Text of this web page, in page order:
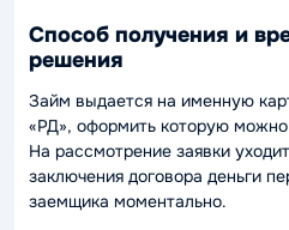
Способ получения и
решения
Займ выдается на именную
«РД», оформить которую
На рассмотрение заявки
заключения договора деньги
заемщика моментально.